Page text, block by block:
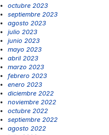
octubre 2023
septiembre 2023
agosto 2023
julio 2023
junio 2023
mayo 2023
abril 2023
marzo 2023
febrero 2023
enero 2023
diciembre 2022
noviembre 2022
octubre 2022
septiembre 2022
agosto 2022